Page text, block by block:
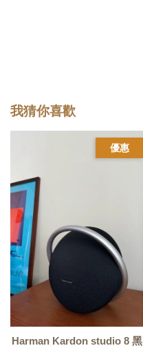
我猜你喜歡
優惠
Harman Kardon studio 8 黑